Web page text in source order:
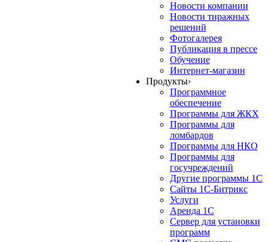
Новости компании
Новости тиражных
решений
Фотогалерея
Публикация в прессе
Обучение
Интернет-магазин
Продукты›
Программное
обеспечение
Программы для ЖКХ
Программы для
ломбардов
Программы для НКО
Программы для
госучреждений
Другие программы 1С
Сайты 1С-Битрикс
Услуги
Аренда 1С
Сервер для установки
программ